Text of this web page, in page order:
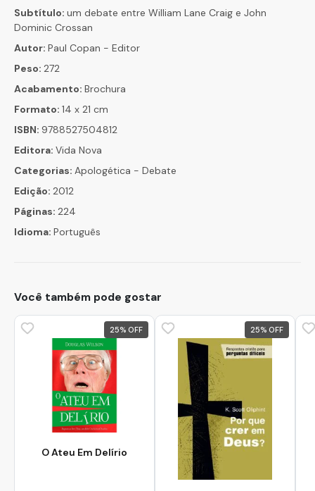
Subtítulo: um debate entre William Lane Craig e John
Dominic Crossan
Autor: Paul Copan - Editor
Peso: 272
Acabamento: Brochura
Formato: 14 x 21 cm
ISBN: 9788527504812
Editora: Vida Nova
Categorias: Apologética - Debate
Edição: 2012
Páginas: 224
Idioma: Português
Você também pode gostar
25%
O Ateu Em Delírio
25%